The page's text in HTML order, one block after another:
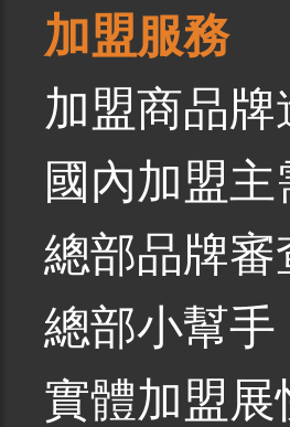
加盟服務
加盟商品牌
國內加盟主
總部品牌審
總部小幫手
實體加盟展